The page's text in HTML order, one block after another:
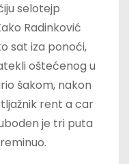
selotejp
Radinković
sat iza ponoći,
oštećenog u
šakom, nakon
rent a car
je tri puta